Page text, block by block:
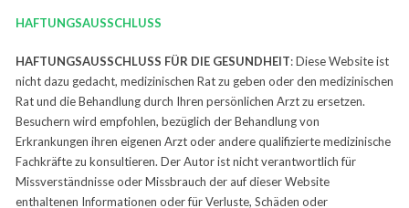
HAFTUNGSAUSSCHLUSS
HAFTUNGSAUSSCHLUSS FÜR DIE GESUNDHEIT: Diese Website ist
nicht dazu gedacht, medizinischen Rat zu geben oder den medizinischen
Rat und die Behandlung durch Ihren persönlichen Arzt zu ersetzen.
Besuchern wird empfohlen, bezüglich der Behandlung von
Erkrankungen ihren eigenen Arzt oder andere qualifizierte medizinische
Fachkräfte zu konsultieren. Der Autor ist nicht verantwortlich für
Missverständnisse oder Missbrauch der auf dieser Website
enthaltenen Informationen oder für Verluste, Schäden oder